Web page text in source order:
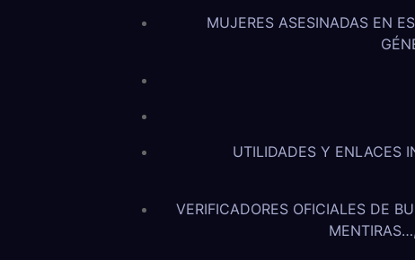
MUJERES ASESINADAS EN
UTILIDADES Y ENLACES
VERIFICADORES OFICIALES DE